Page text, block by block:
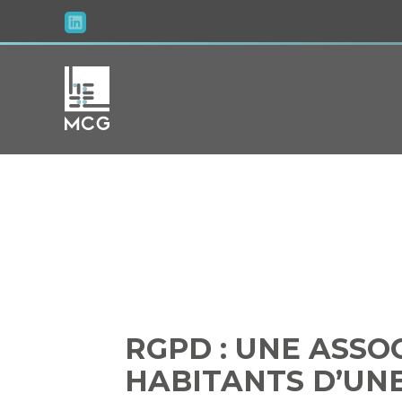
au
RGPD : UNE
HABITANTS